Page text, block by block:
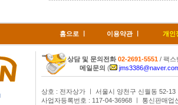
홈으로 이용약관 개인
상담 및 문의전화02-2691-5551/ 팩스
메일문의 (
상호 : 전자상가 ㅣ 서울시 양천구 신월동 52-13
사업자등록번호 : 117-04-36968 ㅣ 통신판매업